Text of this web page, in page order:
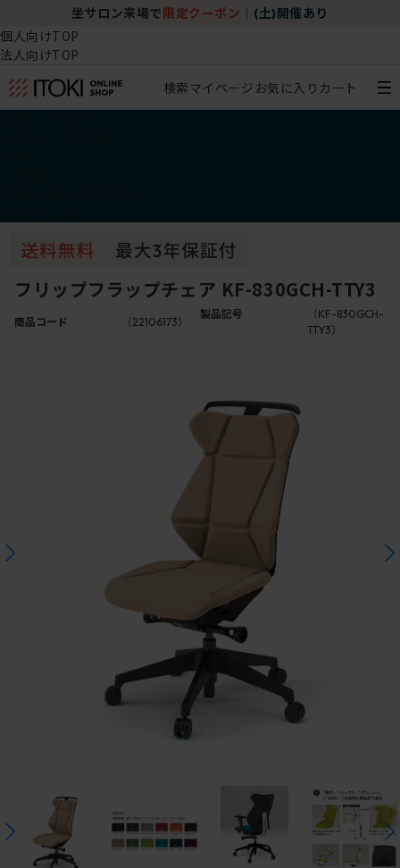
坐サロン来場で 限定クーポン (土)開催あり
個人向けTOP
法人向けTOP
検索マイページ お気に入り カート
フリップフラップチェア KF-830GCH-TTY3
商品コード （22106173）
製品記号
（KF-830GCH-
TTY3）